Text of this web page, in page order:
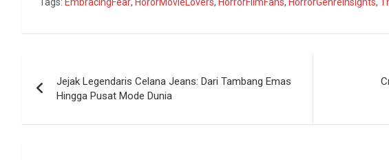
pos
Jejak Legendaris Celana Jeans: Dari Tambang Emas
Hingga Pusat Mode Dunia